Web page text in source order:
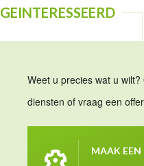
GEINTERESSEERD
Weet u precies wat u
diensten of vraag een
MAAK EEN